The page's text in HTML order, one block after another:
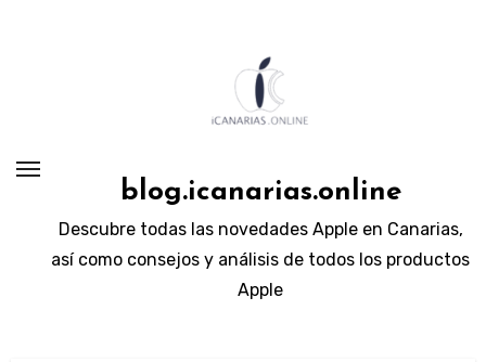
blog.icanarias.online
Descubre todas las novedades Apple en Canarias,
así como consejos y análisis de todos los productos
Apple